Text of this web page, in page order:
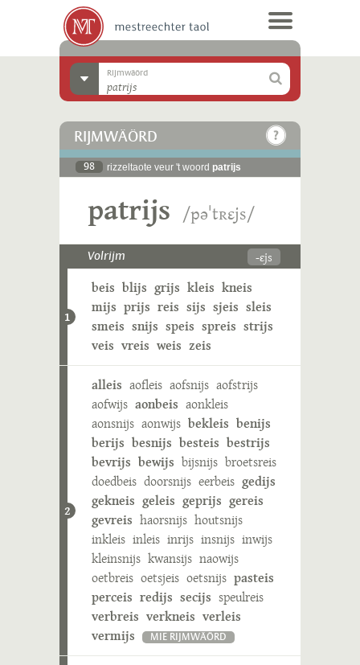
Rijmwäörd
RIJMWÄÖRD
98 rizzeltaote veur 't woord patrijs
patrijs /pəˈtʀɛjs/
Volrijm -ɛjs
1
beis blijs grijs kleis kneis
mijs prijs reis sijs sjeis sleis
smeis snijs speis spreis strijs
veis vreis weis zeis
2
alleis aofleis aofsnijs aofstrijs
aofwijs aonbeis aonkleis
aonsnijs aonwijs bekleis benijs
berijs besnijs besteis bestrijs
bevrijs bewijs bijsnijs broetsreis
doedbeis doorsnijs eerbeis gedijs
gekneis geleis geprijs gereis
gevreis haorsnijs houtsnijs
inkleis inleis inrijs insnijs inwijs
kleinsnijs kwansijs naowijs
oetbreis oetsjeis oetsnijs pasteis
perceis redijs secijs speulreis
verbreis verkneis verleis
vermijs
MIE RIJMWÄÖRD